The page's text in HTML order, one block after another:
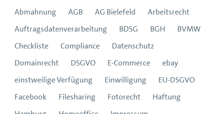
Abmahnung AGB AG Bielefeld
Arbeitsrecht
Auftragsdatenverarbeitung
BDSG BGH
BVMW
Checkliste
Compliance
Datenschutz
Domainrecht
DSGVO E-Commerce
ebay
einstweilige Verfügung
Einwilligung
EU-DSGVO
Facebook
Filesharing Fotorecht
Haftung